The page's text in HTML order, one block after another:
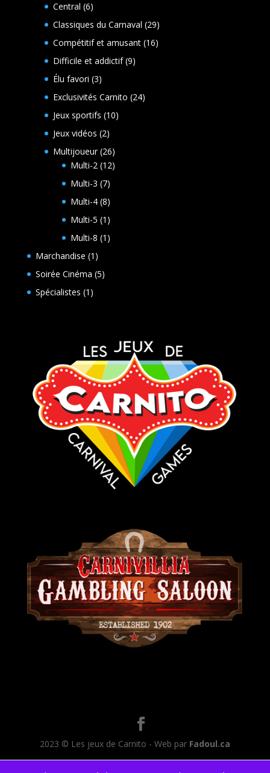
Central 66
produits
Classiques du Carnaval 2929
produits
Compétitif et amusant 1616
Difficile et addictif 99
Élu favori 33
produits
Exclusivités Carnito 2424
Jeux sportifs 1010
Jeux vidéos 22
produits
Multijoueur 2626
produits
Multi-2 1212
Multi-3 77
produits
Multi-4 88
produits
Multi-5 1 1
produit
Multi-8 1 1
Marchandise 1 1
produit
Soirée Cinéma 55
Spécialistes 1 1
2023 © Les jeux de Carnito - Web par Fadoul.ca